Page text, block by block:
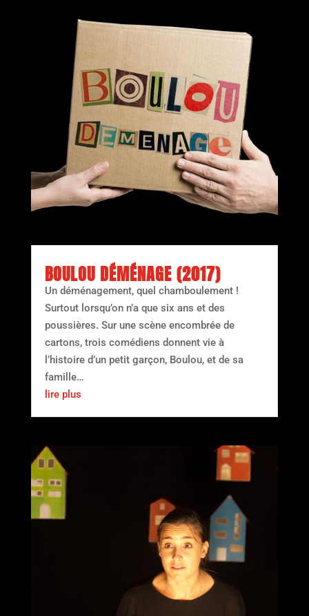
BOULOU DÉMÉNAGE (2017)
Un déménagement, quel chamboulement !
Surtout lorsqu’on n’a que six ans et des
poussières. Sur une scène encombrée de
cartons, trois comédiens donnent vie à
l’histoire d’un petit garçon, Boulou, et de sa
famille…
lire plus